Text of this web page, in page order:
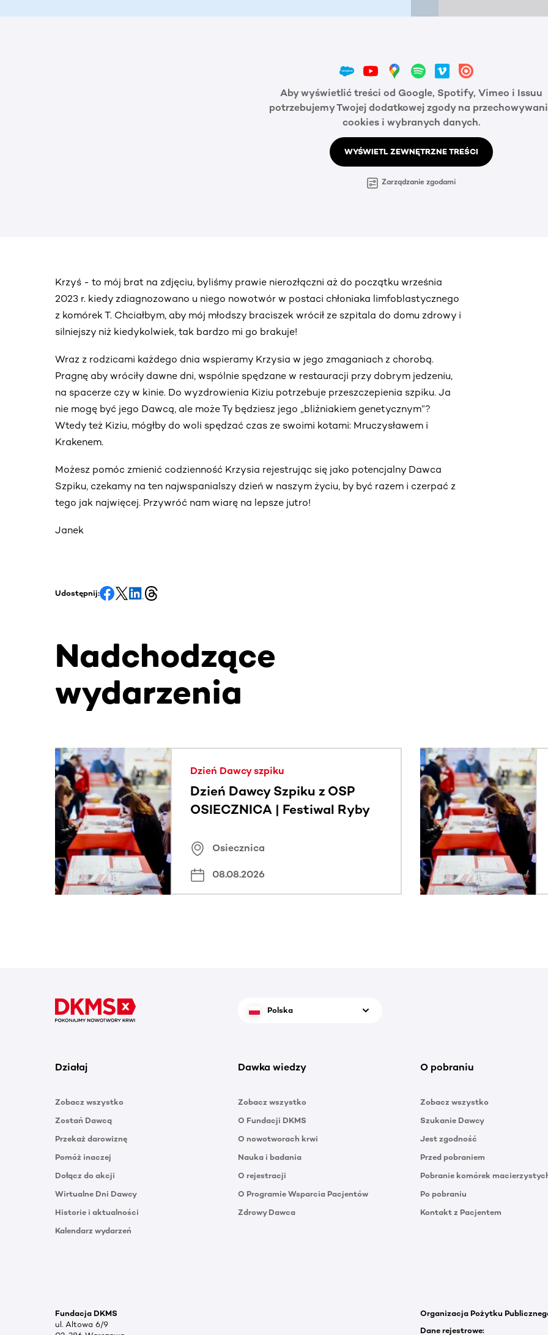
Aby wyświetlić treści od Google, Spotify, Vimeo i Issuu
potrzebujemy Twojej dodatkowej zgody na
cookies i wybranych danych.
WYŚWIETL ZEWNĘTRZNE TREŚCI
Zarządzanie zgodami
Krzyś - to mój brat na zdjęciu, byliśmy prawie nierozłączni aż do początku września
2023 r. kiedy zdiagnozowano u niego nowotwór w postaci chłoniaka limfoblastycznego
z komórek T. Chciałbym, aby mój młodszy braciszek wrócił ze szpitala do domu zdrowy i
silniejszy niż kiedykolwiek, tak bardzo mi go brakuje!
Wraz z rodzicami każdego dnia wspieramy Krzysia w jego zmaganiach z chorobą.
Pragnę aby wróciły dawne dni, wspólnie spędzane w restauracji przy dobrym jedzeniu,
na spacerze czy w kinie. Do wyzdrowienia Kiziu potrzebuje przeszczepienia szpiku. Ja
nie mogę być jego Dawcą, ale może Ty będziesz jego „bliźniakiem genetycznym”?
Wtedy też Kiziu, mógłby do woli spędzać czas ze swoimi kotami: Mruczysławem i
Krakenem.
Możesz pomóc zmienić codzienność Krzysia rejestrując się jako potencjalny Dawca
Szpiku, czekamy na ten najwspanialszy dzień w naszym życiu, by być razem i czerpać z
tego jak najwięcej. Przywróć nam wiarę na lepsze jutro!
Janek
Udostępnij:
Nadchodzące
wydarzenia
Ta sekcja zawiera treści przewijane w poziomie. Użyj klawisza Tab lub przesuń palcem, aby zobaczyć
Dzień Dawcy szpiku
Dzień Dawcy Szpiku z OSP
OSIECZNICA | Festiwal Ryby
Osiecznica
08.08.2026
Polska
Działaj
Zobacz wszystko
Zostań Dawcą
Przekaż darowiznę
Pomóż inaczej
Dołącz do akcji
Wirtualne Dni Dawcy
Historie i aktualności
Kalendarz wydarzeń
Dawka wiedzy
Zobacz wszystko
O Fundacji DKMS
O nowotworach krwi
Nauka i badania
O rejestracji
O Programie Wsparcia Pacjentów
Zdrowy Dawca
O pobraniu
Zobacz wszystko
Szukanie Dawcy
Jest zgodność
Przed pobraniem
Pobranie komórek
Po pobraniu
Kontakt z Pacjentem
Fundacja DKMS
ul. Altowa 6/9
Organizacja Pożytku
Dane rejestrowe: